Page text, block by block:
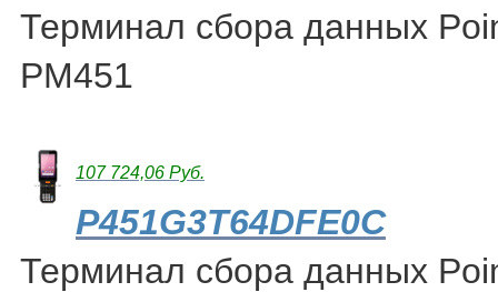
Терминал сбора данных
PM451
107 724,06 Руб.
P451G3T64DFE0C
Терминал сбора данных